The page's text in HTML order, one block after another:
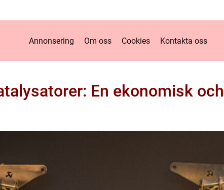
Annonsering Om oss Cookies Kontakta oss
En ekonomisk